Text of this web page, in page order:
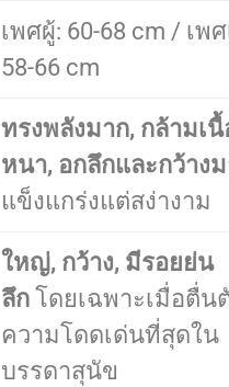
เพศผู้: 60-68 cm / เพ
58-66 cm
ทรงพลังมาก, กล้ามเนื้
หนา, อกลึกและกว้าง
แข็งแกร่งแต่สง่างาม
ใหญ่, กว้าง, มีรอยย่น
ลึก โดยเฉพาะเมื่อตื่น
ความโดดเด่นที่สุดใน
บรรดาสุนัข